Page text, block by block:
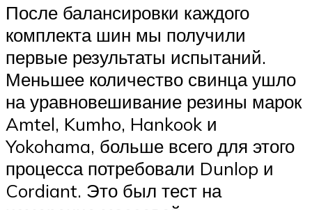
После балансировки каждого
комплекта шин мы получили
первые результаты испытаний.
Меньшее количество свинца ушло
на уравновешивание резины марок
Amtel, Kumho, Hankook и
Yokohama, больше всего для этого
процесса потребовали Dunlop и
Cordiant. Это был тест на